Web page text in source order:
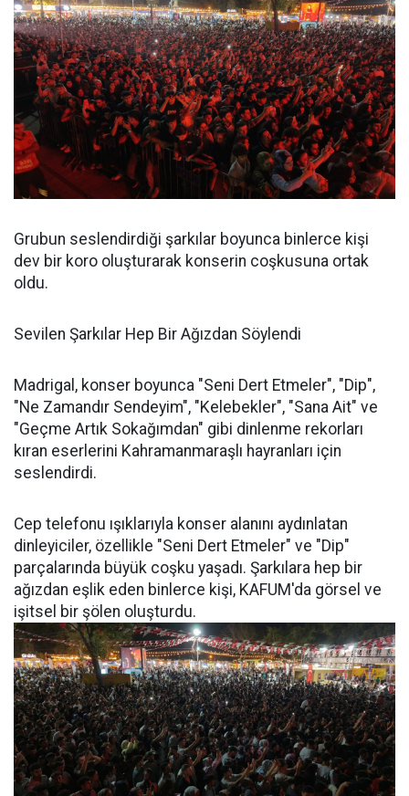
Grubun seslendirdiği şarkılar boyunca binlerce kişi
dev bir koro oluşturarak konserin coşkusuna ortak
oldu.
Sevilen Şarkılar Hep Bir Ağızdan Söylendi
Madrigal, konser boyunca "Seni Dert Etmeler", "Dip",
"Ne Zamandır Sendeyim", "Kelebekler", "Sana Ait" ve
"Geçme Artık Sokağımdan" gibi dinlenme rekorları
kıran eserlerini Kahramanmaraşlı hayranları için
seslendirdi.
Cep telefonu ışıklarıyla konser alanını aydınlatan
dinleyiciler, özellikle "Seni Dert Etmeler" ve "Dip"
parçalarında büyük coşku yaşadı. Şarkılara hep bir
ağızdan eşlik eden binlerce kişi, KAFUM'da görsel ve
işitsel bir şölen oluşturdu.